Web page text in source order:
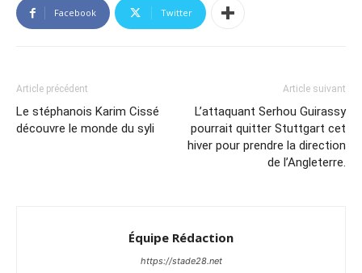
Facebook Twitter
Article précédent
Le stéphanois Karim Cissé
découvre le monde du syli
Article suivant
L’attaquant Serhou Guirassy
pourrait quitter Stuttgart cet
hiver pour prendre la direction
de l’Angleterre.
Équipe Rédaction
https://stade28.net